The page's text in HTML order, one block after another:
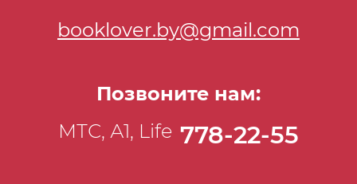
booklover.by@gmail.com
Позвоните нам:
МТС, А1, Life 778-22-55